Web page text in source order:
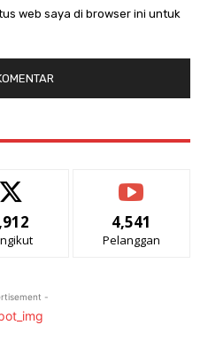
web saya di browser ini untuk
4,541
Pelanggan
-